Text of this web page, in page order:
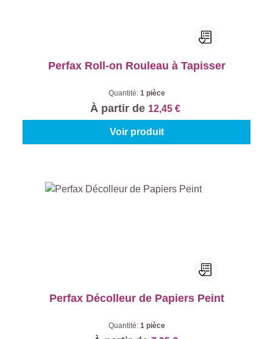
Perfax Roll-on Rouleau à Tapisser
Quantité: 1 pièce
À partir de 12,45 €
Voir produit
Perfax Décolleur de Papiers Peint
Quantité: 1 pièce